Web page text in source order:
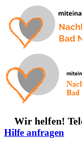
Inhalt
springen
Wir helfen!
Hilfe anfragen